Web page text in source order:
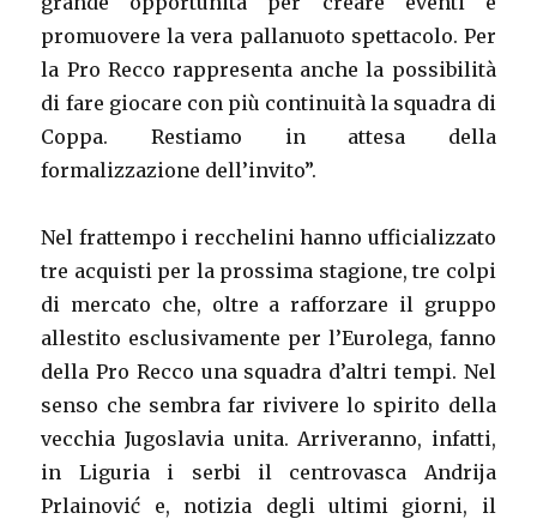
promuovere la vera pallanuoto spettacolo. Per
la Pro Recco rappresenta anche la possibilità
di fare giocare con più continuità la squadra di
Coppa. Restiamo in attesa della
formalizzazione dell’invito”.
Nel frattempo i recchelini hanno ufficializzato
tre acquisti per la prossima stagione, tre colpi
di mercato che, oltre a rafforzare il gruppo
allestito esclusivamente per l’Eurolega, fanno
della Pro Recco una squadra d’altri tempi. Nel
senso che sembra far rivivere lo spirito della
vecchia Jugoslavia unita. Arriveranno, infatti,
in Liguria i serbi il centrovasca Andrija
Prlainović e, notizia degli ultimi giorni, il